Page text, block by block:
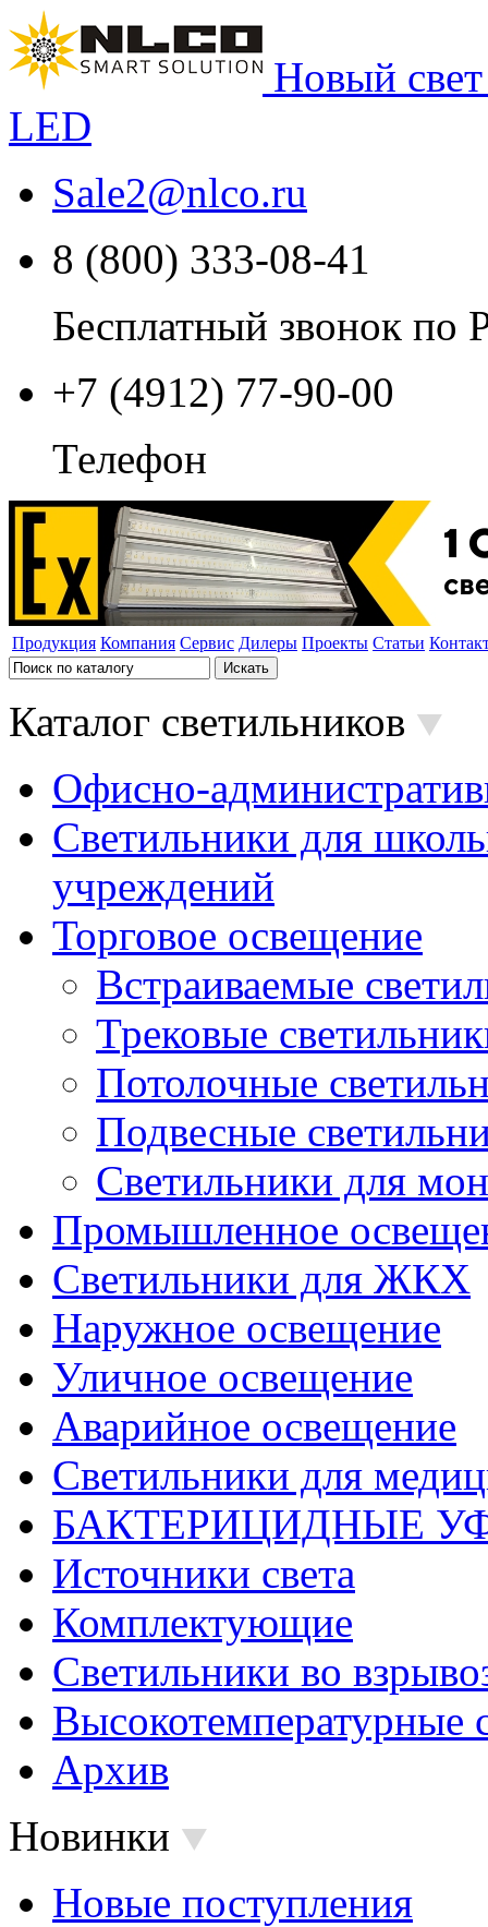
Новый
LED
Sale2@nlco.ru
8 (800) 333-08-41
Бесплатный звонок по
+7 (4912) 77-90-00
Телефон
Продукция Компания Сервис Дилеры Проекты Статьи
Каталог светильников
Офисно-
Светильники для
учреждений
Торговое освещение
Встраиваемые
Трековые
Потолочные
Подвесные
Светильники для
Промышленное
Светильники для ЖКХ
Наружное освещение
Уличное освещение
Аварийное освещение
Светильники для
БАКТЕРИЦИДНЫЕ
Источники света
Комплектующие
Светильники во
Высокотемпературные
Архив
Новинки
Новые поступления